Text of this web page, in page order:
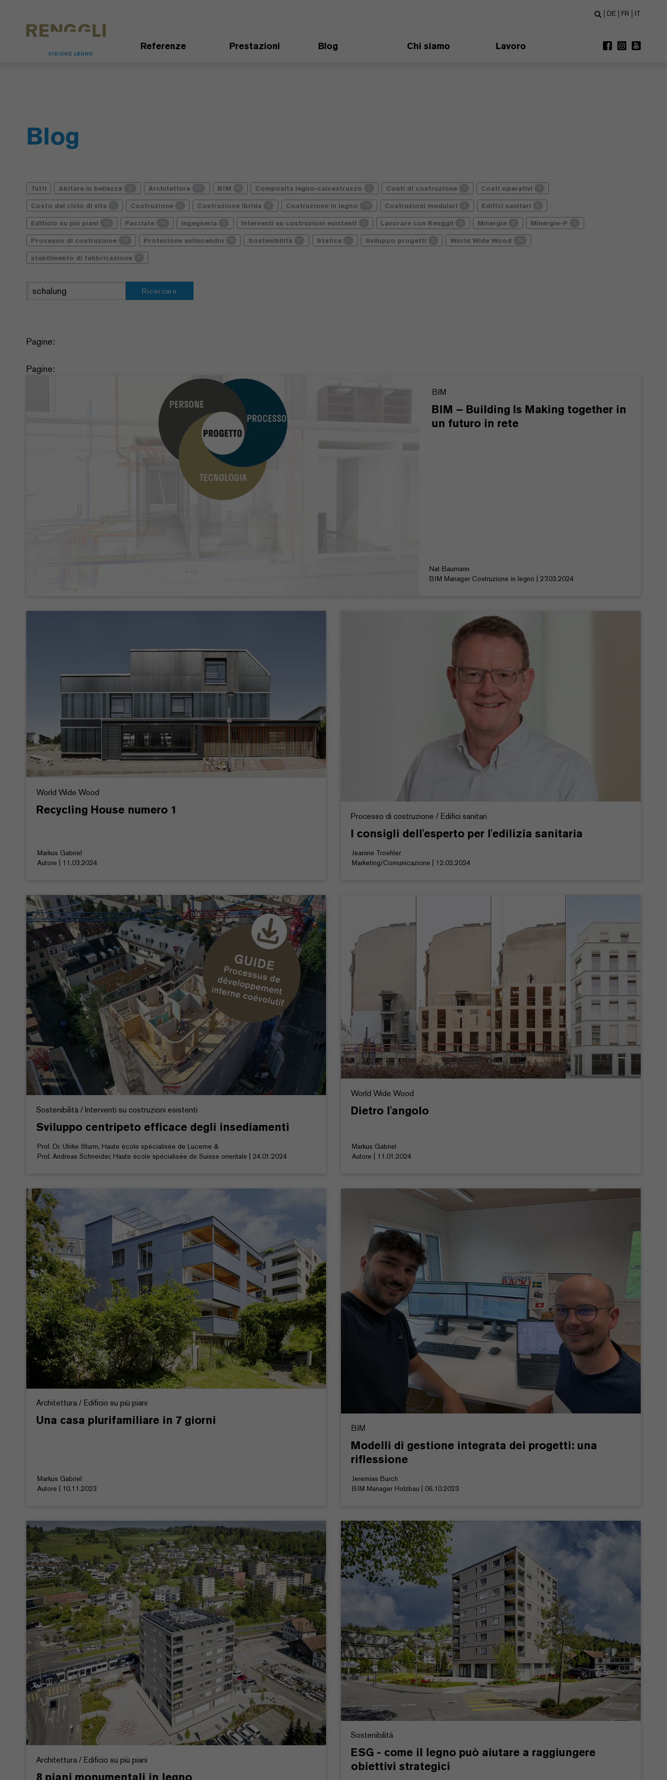
Referenze Prestazioni Blog Chi siamo Lavoro
DE FR IT
Blog
Tutti Abitare in bellezza Architettura BIM Composita legno-calcestruzzo Costi di costruzione Costi operativi
Costo del ciclo di vita Costruzione Costruzione ibrida Costruzione in legno Costruzioni modulari Edifici sanitari
Edificio su più piani Facciate Ingegneria Interventi su costruzioni esistenti Lavorare con Renggli Minergie Minergie-P
Processo di costruzione Protezione antincendio Sostenibilità Statica Sviluppo progetti World Wide Wood
stabilimento di fabbricazione
Ricercare
Pagine:
Pagine:
BIM
BIM – Building Is Making together in
un futuro in rete
Nat Baumann
BIM Manager Costruzione in legno | 27.03.2024
World Wide Wood
Recycling House numero 1
Markus Gabriel
Autore | 11.03.2024
Processo di costruzione / Edifici sanitari
I consigli dell'esperto per l'edilizia sanitaria
Jeanine Troehler
Marketing/Comunicazione | 12.02.2024
Sostenibilità / Interventi su costruzioni esistenti
Sviluppo centripeto efficace degli insediamenti
Prof. Dr. Ulrike Sturm, Haute école spécialisée de Lucerne &
Prof. Andreas Schneider, Haute école spécialisée de Suisse orientale | 24.01.2024
World Wide Wood
Dietro l'angolo
Markus Gabriel
Autore | 11.01.2024
Architettura / Edificio su più piani
Una casa plurifamiliare in 7 giorni
Markus Gabriel
Autore | 10.11.2023
BIM
Modelli di gestione integrata dei progetti: una
riflessione
Jeremias Burch
BIM Manager Holzbau | 06.10.2023
Architettura / Edificio su più piani
8 piani monumentali in legno
Sostenibilità
ESG - come il legno può aiutare a raggiungere
obiettivi strategici
Impostazioni della protezione dei dati